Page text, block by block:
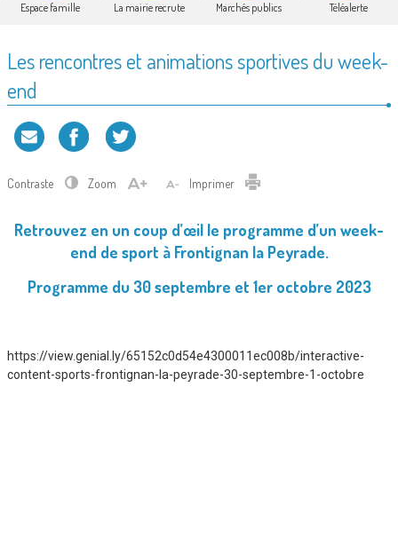
Espace famille La mairie recrute Marchés publics Téléalerte
Les rencontres et animations sportives du week-
end
Contraste Zoom Imprimer
Retrouvez en un coup d’œil le programme d’un week-
end de sport à Frontignan la Peyrade.
Programme du 30 septembre et 1er octobre 2023
https://view.genial.ly/65152c0d54e4300011ec008b/interactive-
content-sports-frontignan-la-peyrade-30-septembre-1-octobre